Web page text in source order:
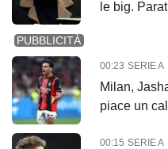
le big.
PUBBLICITÀ
00:23 SERIE A
Milan,
piace un
00:15 SERIE A